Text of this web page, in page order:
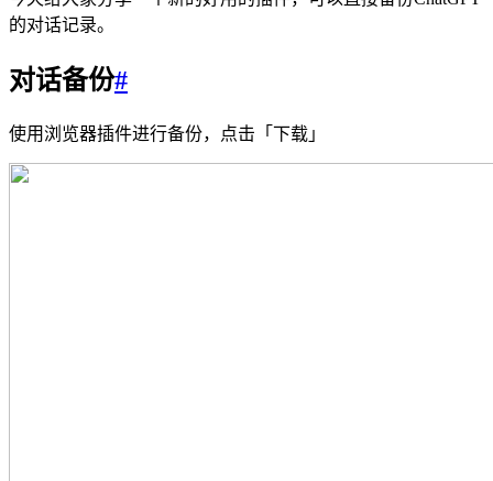
的对话记录。
对话备份#
使用浏览器插件进行备份，点击「下载」